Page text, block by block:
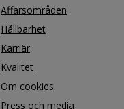
Affärsområden
Hållbarhet
Karriär
Kvalitet
Om cookies
Press och media